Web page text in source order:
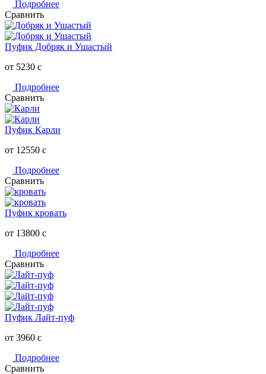
Подробнее
Сравнить
Пуфик Добряк и Ушастый
от 5230 c
Подробнее
Сравнить
Пуфик Карли
от 12550 c
Подробнее
Сравнить
Пуфик кровать
от 13800 c
Подробнее
Сравнить
Пуфик Лайт-пуф
от 3960 c
Подробнее
Сравнить